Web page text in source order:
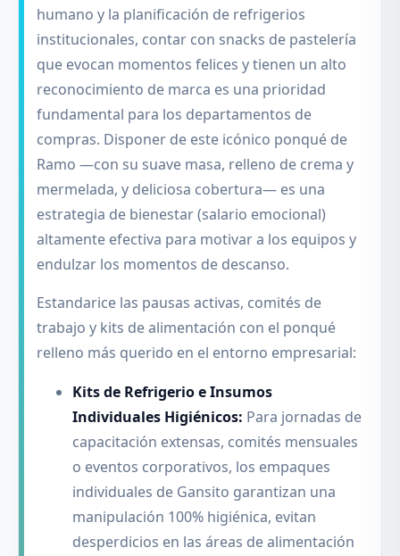
humano y la planificación de refrigerios
institucionales, contar con snacks de pastelería
que evocan momentos felices y tienen un alto
reconocimiento de marca es una prioridad
fundamental para los departamentos de
compras. Disponer de este icónico ponqué de
Ramo —con su suave masa, relleno de crema y
mermelada, y deliciosa cobertura— es una
estrategia de bienestar (salario emocional)
altamente efectiva para motivar a los equipos y
endulzar los momentos de descanso.
Estandarice las pausas activas, comités de
trabajo y kits de alimentación con el ponqué
relleno más querido en el entorno empresarial:
Kits de Refrigerio e Insumos
Individuales Higiénicos: Para jornadas de
capacitación extensas, comités mensuales
o eventos corporativos, los empaques
individuales de Gansito garantizan una
manipulación 100% higiénica, evitan
desperdicios en las áreas de alimentación